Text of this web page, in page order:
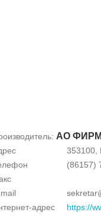
АО
353100,
(86157)
адрес
https://